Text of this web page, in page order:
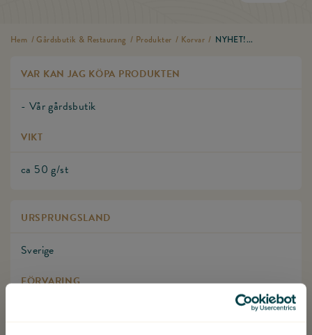
Hem /Gårdsbutik & Restaurang / Produkter / Korvar / NYHET!...
VAR KAN JAG KÖPA PRODUKTEN
- Vår gårdsbutik
VIKT
ca 50 g/st
URSPRUNGSLAND
Sverige
FÖRVARING